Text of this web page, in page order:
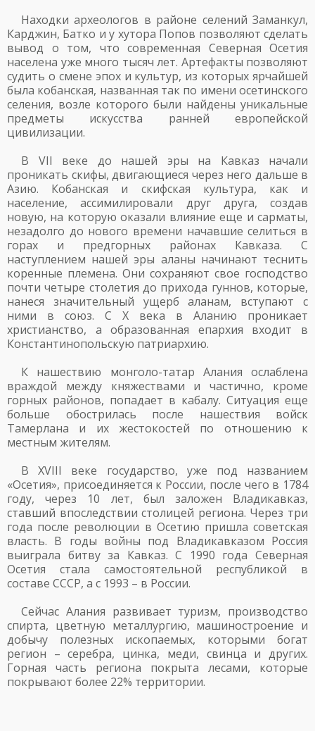
Находки археологов в районе селений Заманкул,
Карджин, Батко и у хутора Попов позволяют сделать
вывод о том, что современная Северная Осетия
населена уже много тысяч лет. Артефакты позволяют
судить о смене эпох и культур, из которых ярчайшей
была кобанская, названная так по имени осетинского
селения, возле которого были найдены уникальные
предметы искусства ранней европейской
цивилизации.
В VII веке до нашей эры на Кавказ начали
проникать скифы, двигающиеся через него дальше в
Азию. Кобанская и скифская культура, как и
население, ассимилировали друг друга, создав
новую, на которую оказали влияние еще и сарматы,
незадолго до нового времени начавшие селиться в
горах и предгорных районах Кавказа. С
наступлением нашей эры аланы начинают теснить
коренные племена. Они сохраняют свое господство
почти четыре столетия до прихода гуннов, которые,
нанеся значительный ущерб аланам, вступают с
ними в союз. С X века в Аланию проникает
христианство, а образованная епархия входит в
Константинопольскую патриархию.
К нашествию монголо-татар Алания ослаблена
враждой между княжествами и частично, кроме
горных районов, попадает в кабалу. Ситуация еще
больше обострилась после нашествия войск
Тамерлана и их жестокостей по отношению к
местным жителям.
В XVIII веке государство, уже под названием
«Осетия», присоединяется к России, после чего в 1784
году, через 10 лет, был заложен Владикавказ,
ставший впоследствии столицей региона. Через три
года после революции в Осетию пришла советская
власть. В годы войны под Владикавказом Россия
выиграла битву за Кавказ. С 1990 года Северная
Осетия стала самостоятельной республикой в
составе СССР, а с 1993 – в России.
Сейчас Алания развивает туризм, производство
спирта, цветную металлургию, машиностроение и
добычу полезных ископаемых, которыми богат
регион – серебра, цинка, меди, свинца и других.
Горная часть региона покрыта лесами, которые
покрывают более 22% территории.